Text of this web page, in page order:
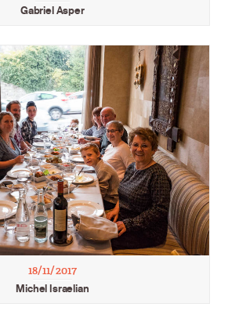
Gabriel Asper
18/11/2017
Michel Israelian